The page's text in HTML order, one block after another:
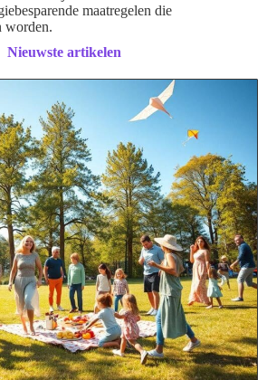
maatregelen die
worden.
Nieuwste artikelen